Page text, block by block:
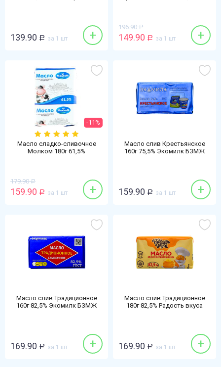
139.90 Р за 1 шт +
196.90 Р
149.90 Р за 1 шт +
-11%
Масло сладко-сливочное
Молком 180г 61,5%
179.90 Р
159.90 Р за 1 шт +
Масло слив Крестьянское
160г 75,5% Экомилк БЗМЖ
159.90 Р за 1 шт +
Масло слив Традиционное
160г 82,5% Экомилк БЗМЖ
169.90 Р за 1 шт +
Масло слив Традиционное
180г 82,5% Радость вкуса
169.90 Р за 1 шт +